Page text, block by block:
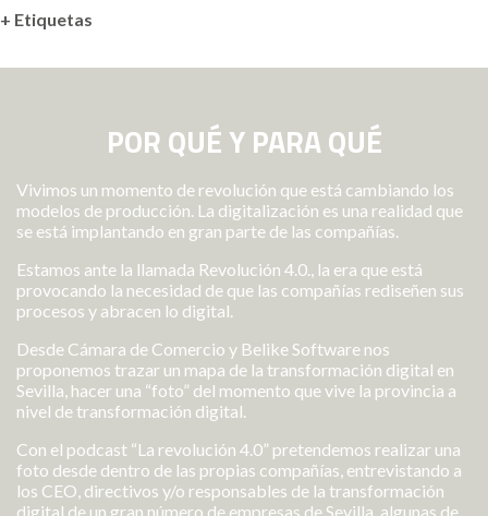
+ Etiquetas
POR QUÉ Y PARA QUÉ
Vivimos un momento de revolución que está cambiando los
modelos de producción. La digitalización es una realidad que
se está implantando en gran parte de las compañías.
Estamos ante la llamada Revolución 4.0., la era que está
provocando la necesidad de que las compañías rediseñen sus
procesos y abracen lo digital.
Desde Cámara de Comercio y Belike Software nos
proponemos trazar un mapa de la transformación digital en
Sevilla, hacer una “foto” del momento que vive la provincia a
nivel de transformación digital.
Con el podcast “La revolución 4.0” pretendemos realizar una
foto desde dentro de las propias compañías, entrevistando a
los CEO, directivos y/o responsables de la transformación
digital de un gran número de empresas de Sevilla, algunas de